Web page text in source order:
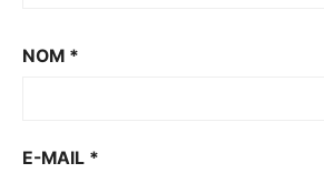
NOM *
E-MAIL *